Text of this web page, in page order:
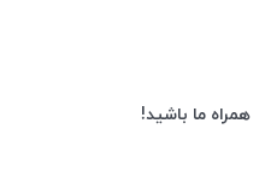
44
همراه ما باشید!